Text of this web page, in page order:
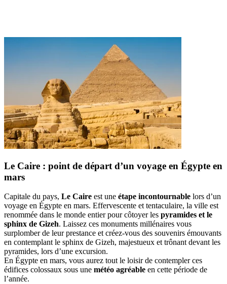
Le Caire : point de départ d’un voyage en Égypte en
mars
Capitale du pays, Le Caire est une étape incontournable lors d’un
voyage en Égypte en mars. Effervescente et tentaculaire, la ville est
renommée dans le monde entier pour côtoyer les pyramides et le
sphinx de Gizeh. Laissez ces monuments millénaires vous
surplomber de leur prestance et créez-vous des souvenirs émouvants
en contemplant le sphinx de Gizeh, majestueux et trônant devant les
pyramides, lors d’une excursion.
En Égypte en mars, vous aurez tout le loisir de contempler ces
édifices colossaux sous une météo agréable en cette période de
l’année.